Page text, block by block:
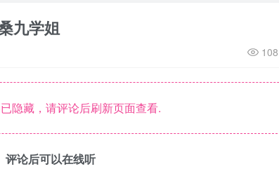
九学姐
108
隐藏，请评论后刷新页面查看.
评论后可以在线听